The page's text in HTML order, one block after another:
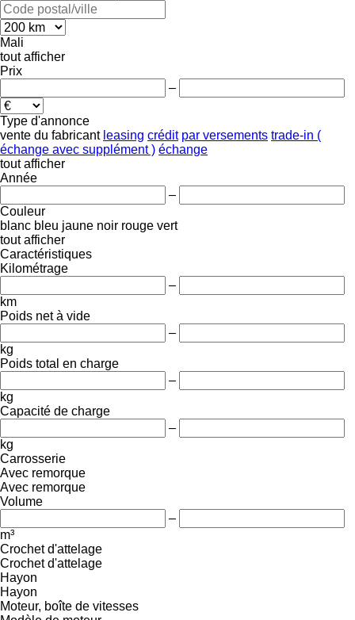
Mali
tout afficher
Prix
–
Type d'annonce
vente du fabricant leasing crédit par versements trade-in (
échange avec supplément ) échange
tout afficher
Année
–
Couleur
blanc bleu jaune noir rouge vert
tout afficher
Caractéristiques
Kilométrage
–
km
Poids net à vide
–
kg
Poids total en charge
–
kg
Capacité de charge
–
kg
Carrosserie
Avec remorque
Avec remorque
Volume
–
m³
Crochet d'attelage
Crochet d'attelage
Hayon
Hayon
Moteur, boîte de vitesses